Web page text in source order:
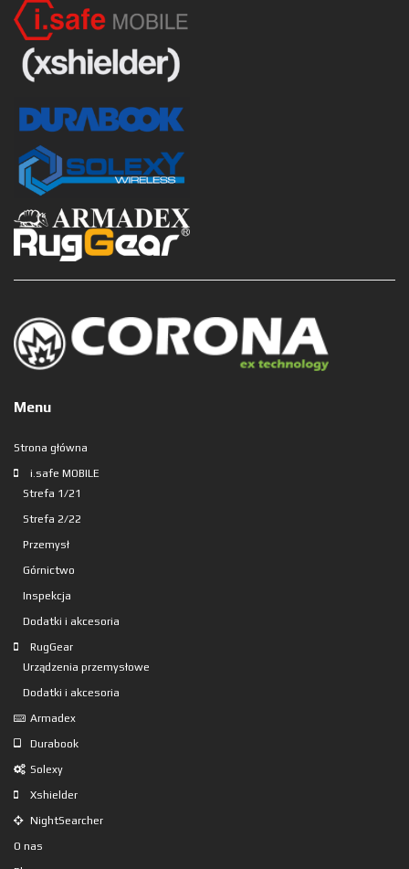
Menu
Strona główna
i.safe MOBILE
Strefa 1/21
Strefa 2/22
Przemysł
Górnictwo
Inspekcja
Dodatki i akcesoria
RugGear
Urządzenia przemysłowe
Dodatki i akcesoria
Armadex
Durabook
Solexy
Xshielder
NightSearcher
O nas